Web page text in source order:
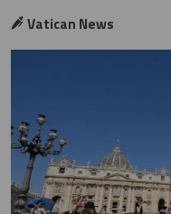
Vatican News